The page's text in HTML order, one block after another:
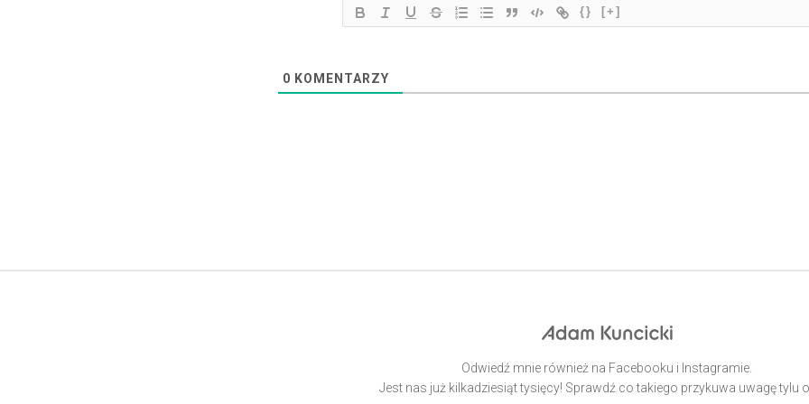
{} [+]
0 KOMENTARZY
Odwiedź mnie również na Facebooku i Instagramie.
Jest nas już kilkadziesiąt tysięcy! Sprawdź co takiego przykuwa uwagę tylu